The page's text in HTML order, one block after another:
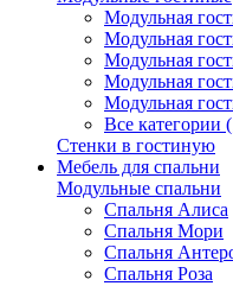
Модульная
Модульная
Модульная
Модульная
Модульная
Все категории
Стенки в гостиную
Мебель для спальни
Модульные спальни
Спальня Алиса
Спальня Мори
Спальня
Спальня Роза